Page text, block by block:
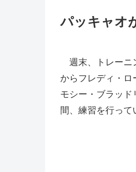
パッキャオ
週末、トレーニ
からフレディ・
モシー・ブラッ
間、練習を行って